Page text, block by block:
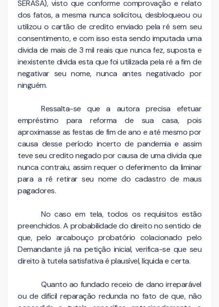
SERASA), visto que conforme comprovação e relato
dos fatos, a mesma nunca solicitou, desbloqueou ou
utilizou o cartão de credito enviado pela ré sem seu
consentimento, e com isso esta sendo imputada uma
divida de mais de 3 mil reais que nunca fez, suposta e
inexistente divida esta que foi utilizada pela ré a fim de
negativar seu nome, nunca antes negativado por
ninguém.
Ressalta-se que a autora precisa efetuar
empréstimo para reforma de sua casa, pois
aproximasse as festas de fim de ano e até mesmo por
causa desse período incerto de pandemia e assim
teve seu credito negado por causa de uma divida que
nunca contraiu, assim requer o deferimento da liminar
para a ré retirar seu nome do cadastro de maus
pagadores.
No caso em tela, todos os requisitos estão
preenchidos. A probabilidade do direito no sentido de
que, pelo arcabouço probatório colacionado pelo
Demandante já na petição inicial, verifica-se que seu
direito à tutela satisfativa é plausível, líquida e certa.
Quanto ao fundado receio de dano irreparável
ou de difícil reparação redunda no fato de que, não